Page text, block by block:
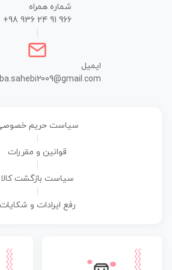
شماره همراه
+98 936 24 91 966
ایمیل
سیاست حریم
قوانین و مقررات
سیاست بازگشت کالا
رفع ایرادات و شکایات